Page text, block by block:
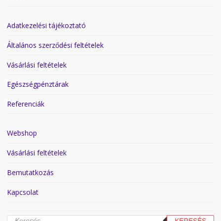
Adatkezelési tájékoztató
Általános szerződési feltételek
Vásárlási feltételek
Egészségpénztárak
Referenciák
Webshop
Vásárlási feltételek
Bemutatkozás
Kapcsolat
Products